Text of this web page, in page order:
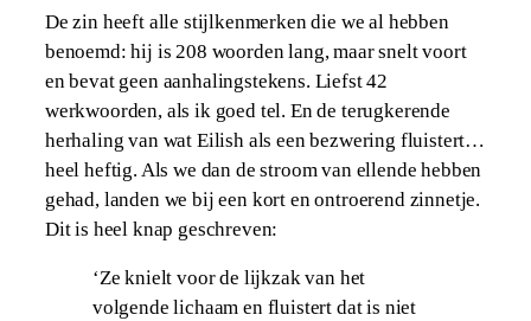
De zin heeft alle stijlkenmerken die we al hebben
benoemd: hij is 208 woorden lang, maar snelt voort
en bevat geen aanhalingstekens. Liefst 42
werkwoorden, als ik goed tel. En de terugkerende
herhaling van wat Eilish als een bezwering fluistert…
heel heftig. Als we dan de stroom van ellende hebben
gehad, landen we bij een kort en ontroerend zinnetje.
Dit is heel knap geschreven:
‘Ze knielt voor de lijkzak van het
volgende lichaam en fluistert dat is niet